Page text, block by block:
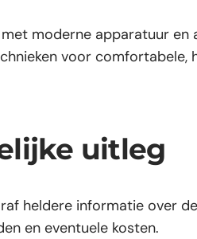
moderne apparatuur en
voor comfortabele,
uitleg
heldere informatie over
en eventuele kosten.